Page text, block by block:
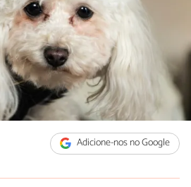
Adicione-nos no Google